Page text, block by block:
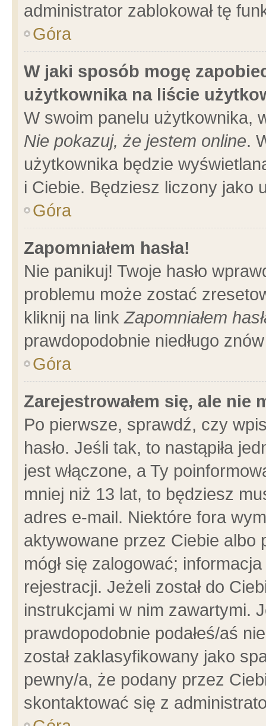
administrator zablokował tę
Góra
W jaki sposób mogę
użytkownika na liście
W swoim panelu użytkownika,
Nie pokazuj, że jestem online.
użytkownika będzie
i Ciebie. Będziesz liczony jako
Góra
Zapomniałem hasła!
Nie panikuj! Twoje hasło
problemu może zostać
kliknij na linkZapomniałem
prawdopodobnie niedługo
Góra
Zarejestrowałem się, ale nie
Po pierwsze, sprawdź, czy
hasło. Jeśli tak, to nastąpiła
jest włączone, a Ty
mniej niż 13 lat, to będziesz
adres e-mail. Niektóre fora
aktywowane przez Ciebie albo
mógł się zalogować;
rejestracji. Jeżeli został do
instrukcjami w nim zawartymi.
prawdopodobnie podałeś/aś
został zaklasyfikowany jako
pewny/a, że podany przez
skontaktować się z